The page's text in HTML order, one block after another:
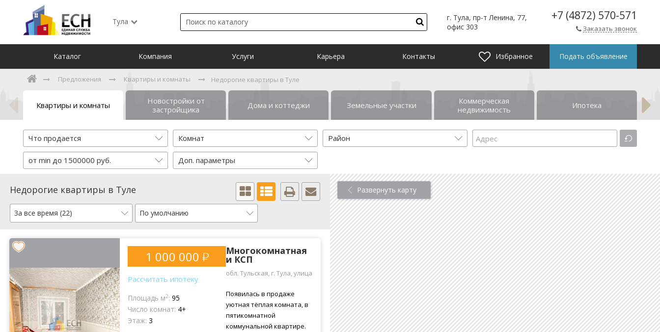
Тула
г. Тула, пр-т Ленина, 77,
офис 303
+7 (4872) 570-571
Заказать звонок
Каталог Компания Услуги Карьера Контакты Избранное Подать объявление
Предложения Квартиры и комнаты Недорогие квартиры в Туле
Квартиры и комнаты
Новостройки от
застройщика
Дома и коттеджи Земельные участки
Коммерческая
недвижимость
Ипотека
Что продается Комнат Район
от min до 1500000 руб. Доп. параметры
Недорогие квартиры в Туле
За все время (22) По умолчанию
Многокомнатная
и КСП
обл. Тульская, г. Тула, улица
Появилась в продаже
уютная тёплая комната, в
пятикомнатной
коммунальной квартире.
1 000 000
Рассчитать ипотеку
Площадь м2: 95
Число комнат: 4+
Этаж: 3
Развернуть карту